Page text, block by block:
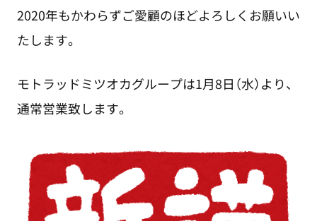
2020年もかわらずご愛顧のほどよろしくお願いい
たします。
モトラッドミツオカグループは1月8日（水）より、
通常営業致します。